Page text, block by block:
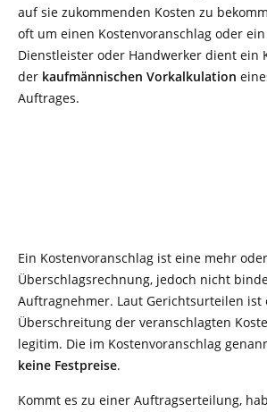
auf sie zukommenden Kosten zu
oft um einen Kostenvoranschlag oder
Dienstleister oder Handwerker dient ein
der kaufmännischen Vorkalkulation
Auftrages.
Ein Kostenvoranschlag ist eine mehr
Überschlagsrechnung, jedoch nicht
Auftragnehmer. Laut Gerichtsurteilen ist
Überschreitung der veranschlagten
legitim. Die im Kostenvoranschlag
keine Festpreise.
Kommt es zu einer Auftragserteilung,